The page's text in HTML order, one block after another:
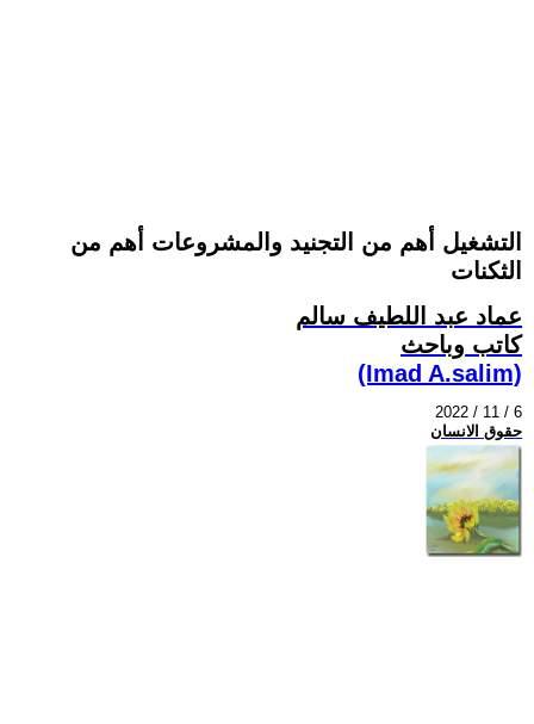
التشغيل أهم من التجنيد والمشروعات أهم من
الثكنات
عماد عبد اللطيف سالم
كاتب وباحث
(Imad A.salim)
2022 / 11 / 6
حقوق الانسان